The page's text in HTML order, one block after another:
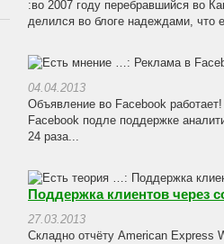
:во 2007 году перебравшийся во
делился во блоге надеждами, что
04.04.2013
Объявление во Facebook
Facebook подле поддержке
24 раза...
Поддержка клиентов через
27.03.2013
Складно отчёту American Express